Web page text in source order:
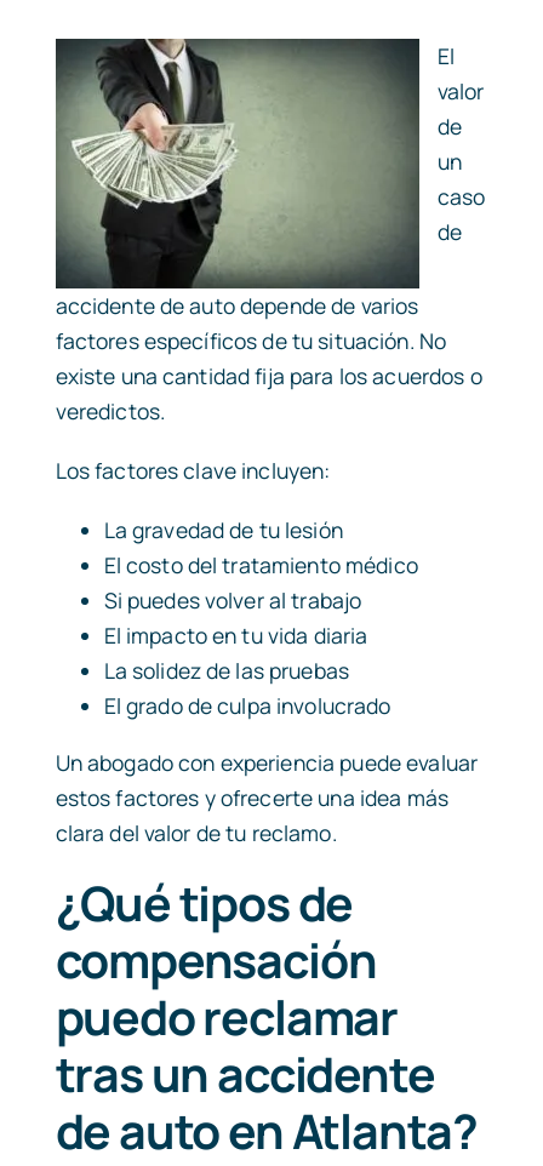
El
valor
de
un
caso
de
accidente de auto depende de varios
factores específicos de tu situación. No
existe una cantidad fija para los acuerdos o
veredictos.
Los factores clave incluyen:
La gravedad de tu lesión
El costo del tratamiento médico
Si puedes volver al trabajo
El impacto en tu vida diaria
La solidez de las pruebas
El grado de culpa involucrado
Un abogado con experiencia puede evaluar
estos factores y ofrecerte una idea más
clara del valor de tu reclamo.
¿Qué tipos de
compensación
puedo reclamar
tras un accidente
de auto en Atlanta?